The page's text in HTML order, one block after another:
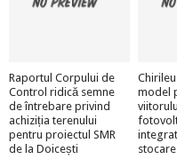
Raportul Corpului de
Control ridică semne
de întrebare privind
achiziția terenului
pentru proiectul SMR
de la Doicești
model